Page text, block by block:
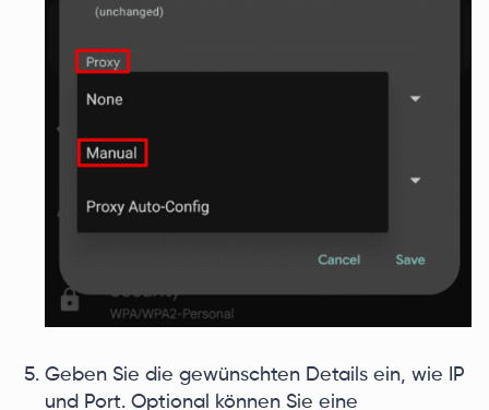
Geben Sie die gewünschten Details ein, wie IP
und Port. Optional können Sie eine